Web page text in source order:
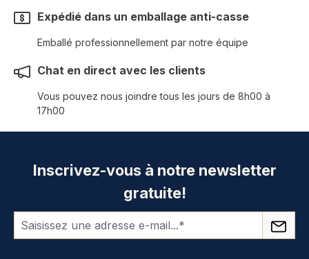
Expédié dans un emballage anti-casse
Emballé professionnellement par notre équipe
Chat en direct avec les clients
Vous pouvez nous joindre tous les jours de 8h00 à
17h00
Inscrivez-vous à notre newsletter
gratuite!